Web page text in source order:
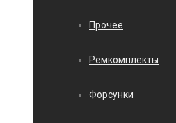
Прочее
Ремкомплекты
Форсунки